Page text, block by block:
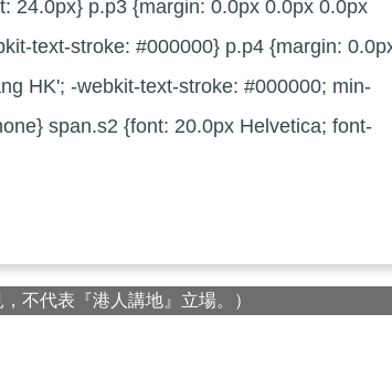
24.0px} p.p3 {margin: 0.0px 0.0px 0.0px
text-stroke: #000000} p.p4 {margin:
HK'; -webkit-text-stroke: #000000; min-
span.s2 {font: 20.0px Helvetica; font-
不代表『港人講地』立場。）